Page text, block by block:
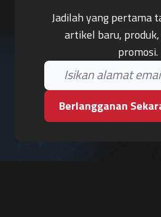
Jadilah yang pertama
artikel baru,
promosi.
Berlangganan